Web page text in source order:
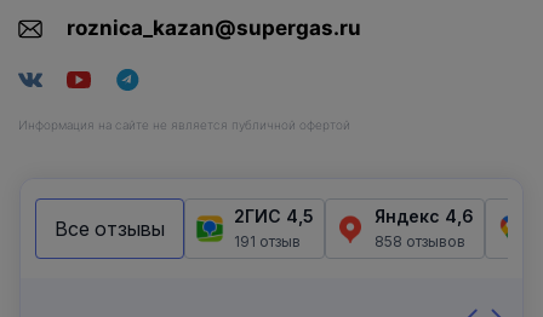
roznica_kazan@supergas.ru
Информация на сайте не является публичной офертой